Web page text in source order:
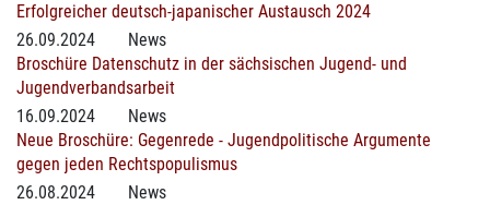
Erfolgreicher deutsch-japanischer Austausch 2024
26.09.2024
News
Broschüre Datenschutz in der sächsischen Jugend- und
Jugendverbandsarbeit
16.09.2024
News
Neue Broschüre: Gegenrede - Jugendpolitische Argumente
gegen jeden Rechtspopulismus
26.08.2024
News